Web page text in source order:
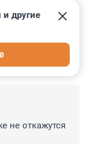
другие
не откажутся